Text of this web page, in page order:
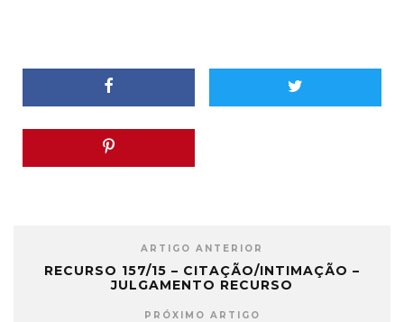
ARTIGO ANTERIOR
RECURSO 157/15 – CITAÇÃO/INTIMAÇÃO –
JULGAMENTO RECURSO
PRÓXIMO ARTIGO